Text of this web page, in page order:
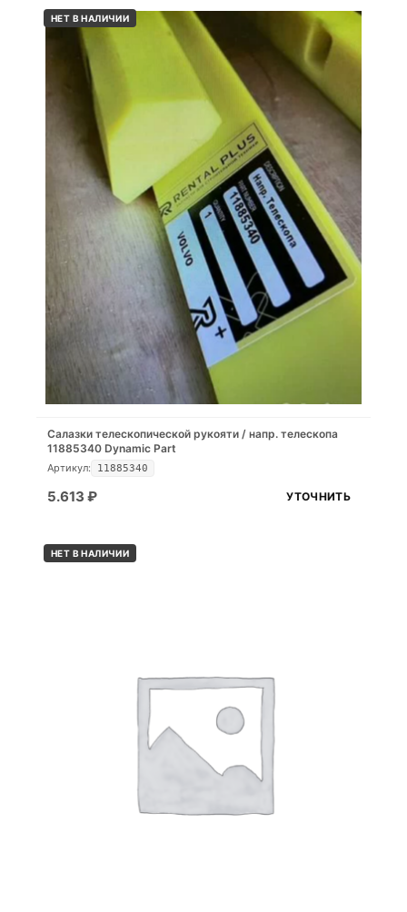
НЕТ В НАЛИЧИИ
Салазки телескопической рукояти / напр. телескопа
11885340 Dynamic Part
Артикул: 11885340
5.613 ₽ УТОЧНИТЬ
НЕТ В НАЛИЧИИ